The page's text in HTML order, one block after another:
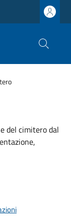
del cimitero dal